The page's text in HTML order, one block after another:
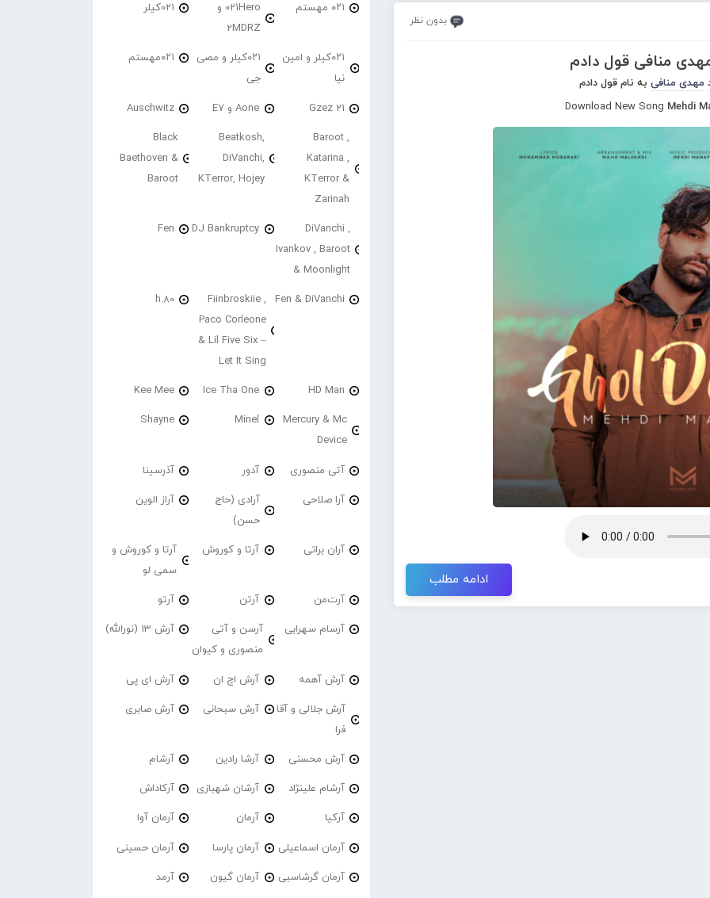
بدون نظر
منافی قول دادم
مهدی منافی به نام قول دادم
Download New Song Mehdi
ادامه مطلب
۰۲۱ مهستم
021Hero و
2MDRZ
021کیلر
۰۲۱کیلر و امین
نیا
۰۲۱کیلر و مصی
جی
۰۲۱مهستم
21 Gzez Aone و E7 Auschwitz
Baroot ,
Katarina ,
KTerror &
Zarinah
Beatkosh,
DiVanchi,
KTerror, Hojey
Black
Baethoven &
Baroot
DiVanchi ,
Ivankov , Baroot
& Moonlight
DJ Bankruptcy
Fen
Fen & DiVanchi
Fiinbroskiie ,
Paco Corleone
& Lil Five Six –
Let It Sing
h.80
HD Man
Ice Tha One
Kee Mee
Mercury & Mc
Device
Minel
Shayne
آتی منصوری آدور آذرسینا
آرا صلاحی
آرادی (حاج
حسن)
آراز الوین
آران براتی آرتا و کوروش
آرتا و کوروش و
سمی لو
آرت‌من آرتن آرتو
آرسام سهرابی
آرسن و آتی
منصوری و کیوان
آرش 13 (نورالله)
آرش آهمه آرش اچ ان آرش ای پی
آرش جلالی و آقا
فرا
آرش سبحانی آرش صابری
آرش محسنی آرشا رادین آرشام
آرشام علینژاد آرشان شهبازی آرکاداش
آرکیا آرمان آرمان آوا
آرمان اسماعیلی آرمان پارسا آرمان حسینی
آرمان گرشاسبی آرمان گیون آرمد